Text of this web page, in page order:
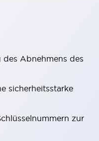
Abnehmens des
sicherheitsstarke
zur